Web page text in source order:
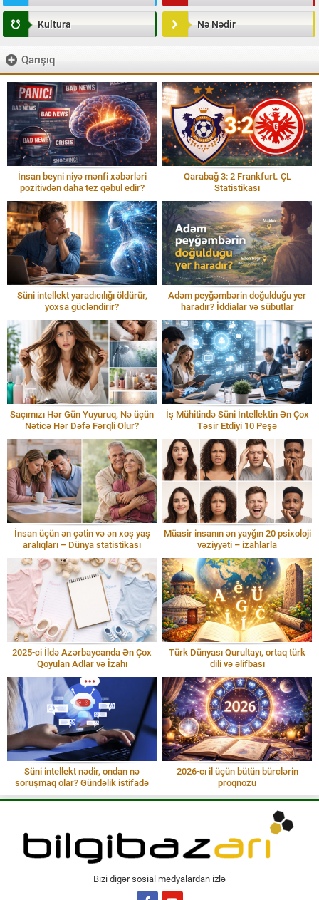
Kultura Nə Nədir
Qarışıq
İnsan beyni niyə mənfi xəbərləri
pozitivdən daha tez qəbul edir?
Qarabağ 3: 2 Frankfurt. ÇL
Statistikası
Süni intellekt yaradıcılığı öldürür,
yoxsa gücləndirir?
Adəm peyğəmbərin doğulduğu yer
haradır? İddialar və sübutlar
Saçımızı Hər Gün Yuyuruq, Nə üçün
Nəticə Hər Dəfə Fərqli Olur?
İş Mühitində Süni İntellektin Ən Çox
Təsir Etdiyi 10 Peşə
İnsan üçün ən çətin və ən xoş yaş
aralıqları – Dünya statistikası
Müasir insanın ən yayğın 20 psixoloji
vəziyyəti – izahlarla
2025-ci İldə Azərbaycanda Ən Çox
Qoyulan Adlar və İzahı
Türk Dünyası Qurultayı, ortaq türk
dili və əlifbası
Süni intellekt nədir, ondan nə
soruşmaq olar? Gündəlik istifadə
2026-cı il üçün bütün bürclərin
proqnozu
Bizi digər sosial medyalardan izlə